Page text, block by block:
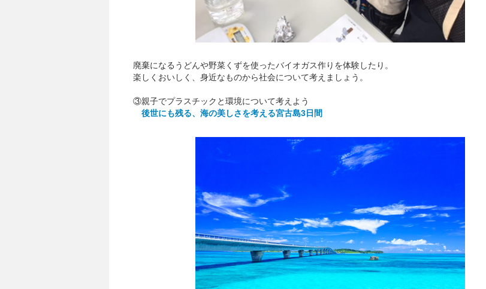
廃棄になるうどんや野菜くずを使ったバイオガス作りを体験したり。
楽しくおいしく、身近なものから社会について考えましょう。
③親子でプラスチックと環境について考えよう
後世にも残る、海の美しさを考える宮古島3日間